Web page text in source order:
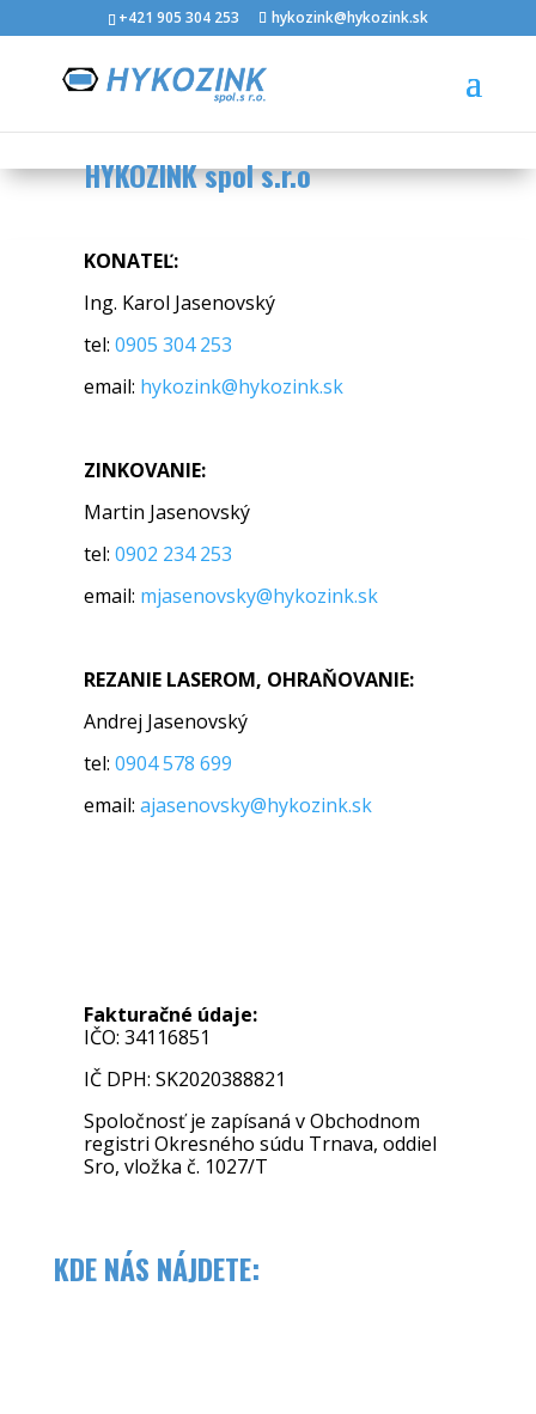
+421 905 304 253 hykozink@hykozink.sk
KONTAKT
HYKOZINK spol s.r.o
KONATEĽ:
Ing. Karol Jasenovský
tel: 0905 304 253
email: hykozink@hykozink.sk
ZINKOVANIE:
Martin Jasenovský
tel: 0902 234 253
email: mjasenovsky@hykozink.sk
REZANIE LASEROM, OHRAŇOVANIE:
Andrej Jasenovský
tel: 0904 578 699
email: ajasenovsky@hykozink.sk
Fakturačné údaje:
IČO: 34116851
IČ DPH: SK2020388821
Spoločnosť je zapísaná v Obchodnom
registri Okresného súdu Trnava, oddiel
Sro, vložka č. 1027/T
KDE NÁS NÁJDETE: